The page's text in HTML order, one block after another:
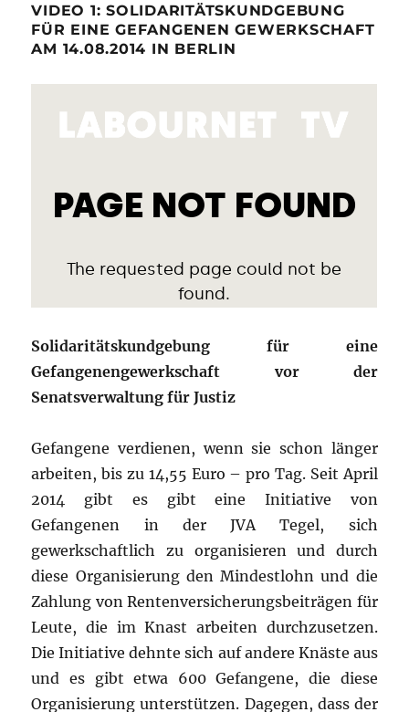
VIDEO 1: SOLIDARITÄTSKUNDGEBUNG
FÜR EINE GEFANGENEN GEWERKSCHAFT
AM 14.08.2014 IN BERLIN
Solidaritätskundgebung für eine
Gefangenengewerkschaft vor der
Senatsverwaltung für Justiz
Gefangene verdienen, wenn sie schon länger
arbeiten, bis zu 14,55 Euro – pro Tag. Seit April
2014 gibt es gibt eine Initiative von
Gefangenen in der JVA Tegel, sich
gewerkschaftlich zu organisieren und durch
diese Organisierung den Mindestlohn und die
Zahlung von Rentenversicherungsbeiträgen für
Leute, die im Knast arbeiten durchzusetzen.
Die Initiative dehnte sich auf andere Knäste aus
und es gibt etwa 600 Gefangene, die diese
Organisierung unterstützen. Dagegen, dass der